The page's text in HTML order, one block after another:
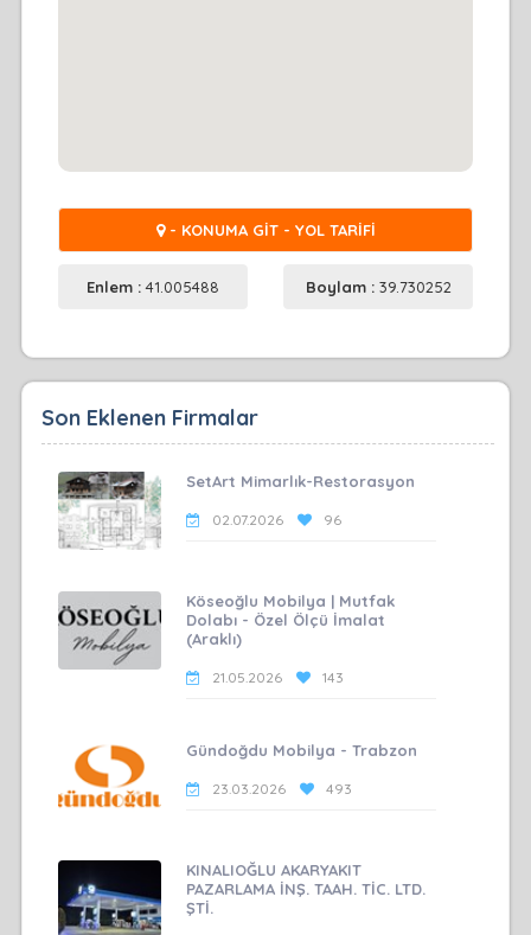
- KONUMA GİT - YOL TARİFİ
Enlem :41.005488 Boylam : 39.730252
Son Eklenen Firmalar
SetArt Mimarlık-Restorasyon
02.07.2026 96
Köseoğlu Mobilya | Mutfak
Dolabı - Özel Ölçü İmalat
(Araklı)
21.05.2026 143
Gündoğdu Mobilya - Trabzon
23.03.2026 493
KINALIOĞLU AKARYAKIT
PAZARLAMA İNŞ. TAAH. TİC. LTD.
ŞTİ.